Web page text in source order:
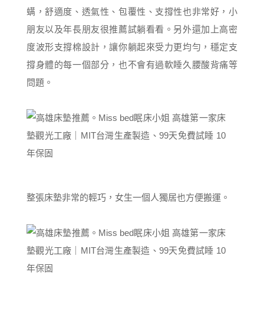
螨，舒適度、透氣性、包覆性、支撐性也非常好，小
朋友以及年長朋友很推薦試躺看看。另外還加上高密
度波形支撐棉設計，讓你躺起來受力更均勻，穩定支
撐身體的每一個部分，也不會有過軟睡久腰酸背痛等
問題。
整張床墊非常的輕巧，女生一個人獨居也方便搬運。